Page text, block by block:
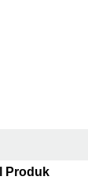
Produk